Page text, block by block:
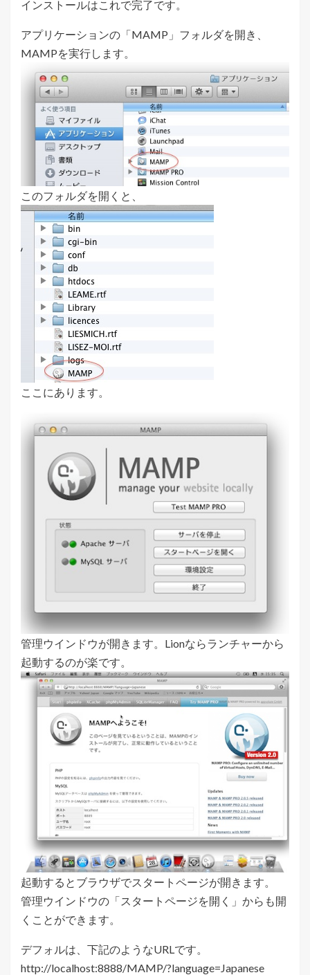
インストールはこれで完了です。
アプリケーションの「MAMP」フォルダを開き、
MAMPを実行します。
このフォルダを開くと、
ここにあります。
管理ウインドウが開きます。Lionならランチャーから
起動するのが楽です。
起動するとブラウザでスタートページが開きます。
管理ウインドウの「スタートページを開く」からも開
くことができます。
デフォルは、下記のようなURLです。
http://localhost:8888/MAMP/?language=Japanese